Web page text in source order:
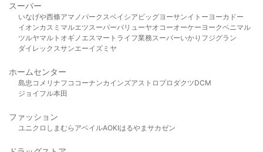
スーパー
いなげや西條アマノパークスベイシア ビッグヨーサンイトーヨーカドー
イオンカスミ マルエツスーパーバリューヤオコーオーケー ヨークベニマル
ツルヤマルト オギノ エスマート ライフ業務スーパーいかり フジグラン
ダイレックスサンエーイズミヤ
ホームセンター
島忠 コメリ ナフコ コーナンカインズアストロプロダクツDCM
ジョイフル本田
ファッション
ユニクロ しまむら アベイルAOKIはるやま サカゼン